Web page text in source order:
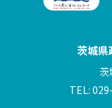
茨城県
茨
TEL: